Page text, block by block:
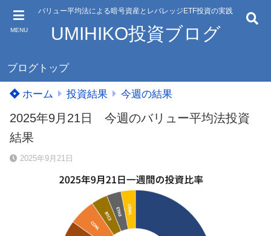
MENU
バリュー平均法による暗号資産とレバレッジETF投資の実践
UMIHIKO投資ブログ
ブログトップ
ホーム 投資結果 今週の結果
2025年9月21日 今週のバリュー平均法投資
結果
2025年9月21日